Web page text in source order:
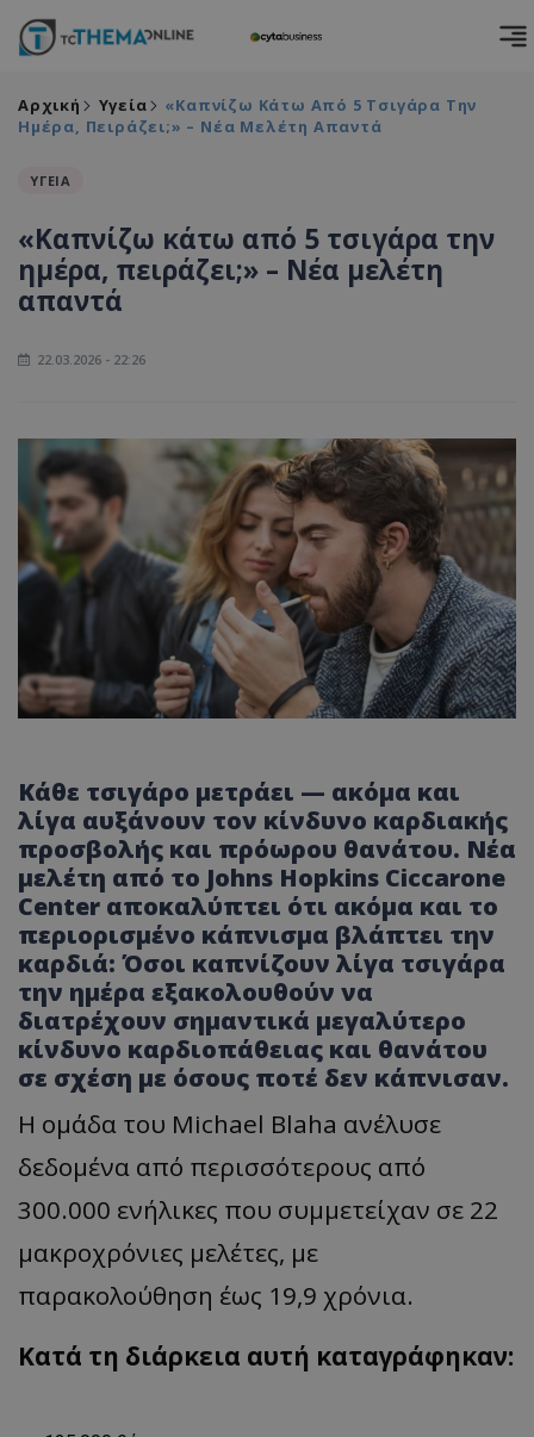
Αρχική Υγεία
«Καπνίζω Κάτω Από 5 Τσιγάρα Την
Ημέρα, Πειράζει;» – Νέα Μελέτη Απαντά
ΥΓΕΙΑ
«Καπνίζω κάτω από 5 τσιγάρα την
ημέρα, πειράζει;» – Νέα μελέτη
απαντά
22.03.2026 - 22:26
Κάθε τσιγάρο μετράει — ακόμα και
λίγα αυξάνουν τον κίνδυνο καρδιακής
προσβολής και πρόωρου θανάτου. Νέα
μελέτη από το Johns Hopkins Ciccarone
Center αποκαλύπτει ότι ακόμα και το
περιορισμένο κάπνισμα βλάπτει την
καρδιά: Όσοι καπνίζουν λίγα τσιγάρα
την ημέρα εξακολουθούν να
διατρέχουν σημαντικά μεγαλύτερο
κίνδυνο καρδιοπάθειας και θανάτου
σε σχέση με όσους ποτέ δεν κάπνισαν.
Η ομάδα του Michael Blaha ανέλυσε
δεδομένα από περισσότερους από
300.000 ενήλικες που συμμετείχαν σε 22
μακροχρόνιες μελέτες, με
παρακολούθηση έως 19,9 χρόνια.
Κατά τη διάρκεια αυτή καταγράφηκαν: